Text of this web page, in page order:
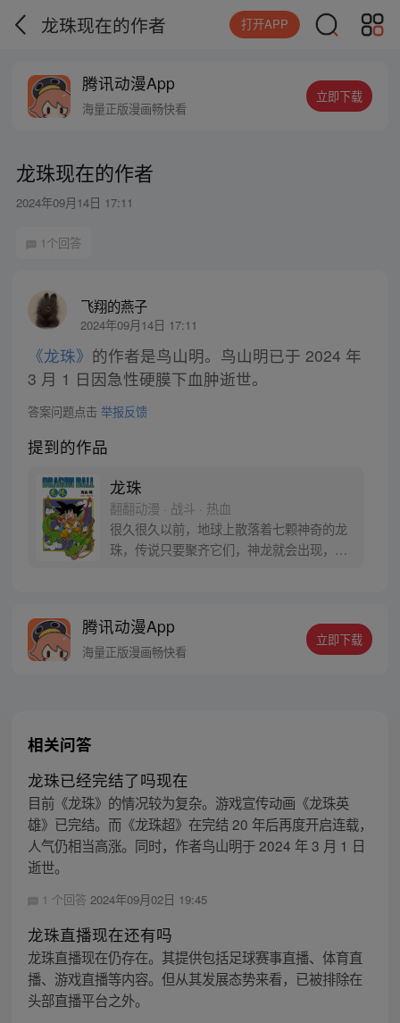
龙珠现在的作者 打开APP
腾讯动漫App
海量正版漫画畅快看
立即下载
龙珠现在的作者
2024年09月14日 17:11
1个回答
飞翔的燕子
2024年09月14日 17:11
《龙珠》 的作者是鸟山明。鸟山明已于 2024 年
3 月 1 日因急性硬膜下血肿逝世。
答案问题点击 举报反馈
提到的作品
龙珠
翻翻动漫 · 战斗 · 热血
很久很久以前，地球上散落着七颗神奇的龙
珠，传说只要聚齐它们，神龙就会出现，并
腾讯动漫App
海量正版漫画畅快看
立即下载
相关问答
龙珠已经完结了吗现在
目前《龙珠》的情况较为复杂。游戏宣传动画《龙珠英
雄》已完结。而《龙珠超》在完结 20 年后再度开启连载，
人气仍相当高涨。同时，作者鸟山明于 2024 年 3 月 1 日
逝世。
1 个回答 2024年09月02日 19:45
龙珠直播现在还有吗
龙珠直播现在仍存在。其提供包括足球赛事直播、体育直
播、游戏直播等内容。但从其发展态势来看，已被排除在
头部直播平台之外。